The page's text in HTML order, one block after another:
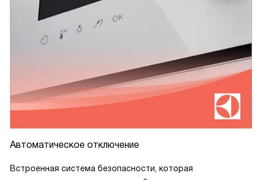
Автоматическое отключение
Встроенная система безопасности, которая